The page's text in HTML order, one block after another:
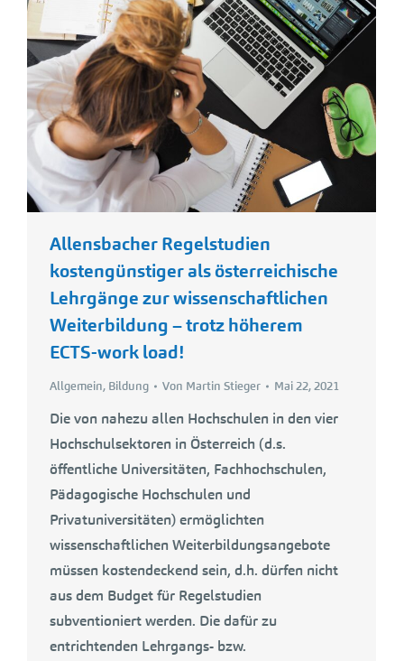
Allensbacher Regelstudien
kostengünstiger als österreichische
Lehrgänge zur wissenschaftlichen
Weiterbildung – trotz höherem
ECTS-work load!
Allgemein, Bildung Von Martin Stieger Mai 22, 2021
Die von nahezu allen Hochschulen in den vier
Hochschulsektoren in Österreich (d.s.
öffentliche Universitäten, Fachhochschulen,
Pädagogische Hochschulen und
Privatuniversitäten) ermöglichten
wissenschaftlichen Weiterbildungsangebote
müssen kostendeckend sein, d.h. dürfen nicht
aus dem Budget für Regelstudien
subventioniert werden. Die dafür zu
entrichtenden Lehrgangs- bzw.